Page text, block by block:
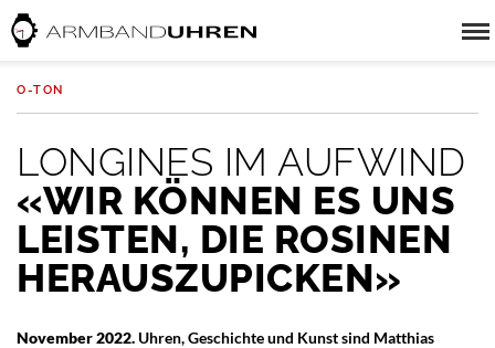
O-TON
LONGINES IM AUFWIND
«WIR KÖNNEN ES UNS
LEISTEN, DIE ROSINEN
HERAUSZUPICKEN»
November 2022.Uhren, Geschichte und Kunst sind Matthias